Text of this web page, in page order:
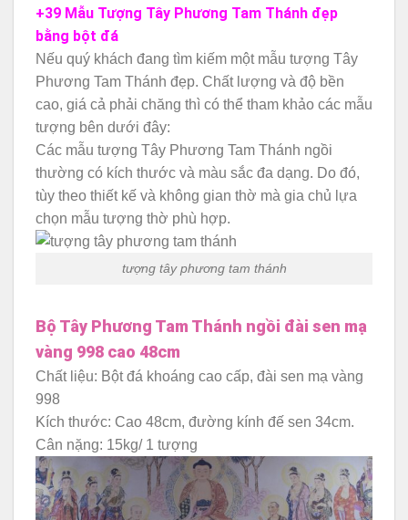
+39 Mẫu Tượng Tây Phương Tam Thánh đẹp
bằng bột đá
Nếu quý khách đang tìm kiếm một mẫu tượng Tây
Phương Tam Thánh đẹp. Chất lượng và độ bền
cao, giá cả phải chăng thì có thể tham khảo các mẫu
tượng bên dưới đây:
Các mẫu tượng Tây Phương Tam Thánh ngồi
thường có kích thước và màu sắc đa dạng. Do đó,
tùy theo thiết kế và không gian thờ mà gia chủ lựa
chọn mẫu tượng thờ phù hợp.
tượng tây phương tam thánh
Bộ Tây Phương Tam Thánh ngồi đài sen mạ
vàng 998 cao 48cm
Chất liệu: Bột đá khoáng cao cấp, đài sen mạ vàng
998
Kích thước: Cao 48cm, đường kính đế sen 34cm.
Cân nặng: 15kg/ 1 tượng